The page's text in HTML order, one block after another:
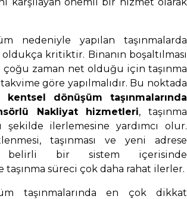
nedeniyle yapılan taşınmalarda
kritiktir. Binanın boşaltılması
zaman net olduğu için taşınma
göre yapılmalıdır. Bu noktada
dönüşüm taşınmalarında
Nakliyat hizmetleri, taşınma
ilerlemesine yardımcı olur.
taşınması ve yeni adrese
belirli bir sistem içerisinde
süreci çok daha rahat ilerler.
taşınmalarında en çok dikkat